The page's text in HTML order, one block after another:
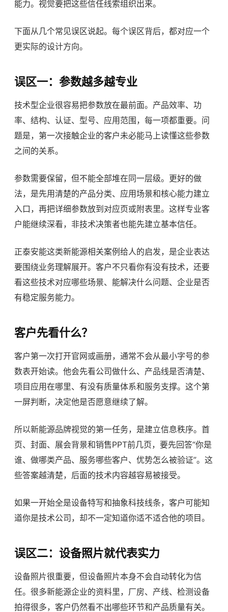
能力。视觉要把这些信任线索组织出来。
下面从几个常见误区说起。每个误区背后，都对应一个
更实际的设计方向。
误区一：参数越多越专业
技术型企业很容易把参数放在最前面。产品效率、功
率、结构、认证、型号、应用范围，每一项都重要。问
题是，第一次接触企业的客户未必能马上读懂这些参数
之间的关系。
参数需要保留，但不能全部堆在同一层级。更好的做
法，是先用清楚的产品分类、应用场景和核心能力建立
入口，再把详细参数放到对应页或附表里。这样专业客
户能继续深看，非技术决策者也能先建立基本信任。
正泰安能这类新能源相关案例给人的启发，是企业表达
要围绕业务理解展开。客户不只看你有没有技术，还要
看这些技术对应哪些场景、能解决什么问题、企业是否
有稳定服务能力。
客户先看什么？
客户第一次打开官网或画册，通常不会从最小字号的参
数表开始读。他会先看公司做什么、产品线是否清楚、
项目应用在哪里、有没有质量体系和服务支撑。这个第
一屏判断，决定他是否愿意继续了解。
所以新能源品牌视觉的第一任务，是建立信息秩序。首
页、封面、展会背景和销售PPT前几页，要先回答“你是
谁、做哪类产品、服务哪些客户、优势怎么被验证”。这
些答案越清楚，后面的技术内容越容易被接受。
如果一开始全是设备特写和抽象科技线条，客户可能知
道你是技术公司，却不一定知道你适不适合他的项目。
误区二：设备照片就代表实力
设备照片很重要，但设备照片本身不会自动转化为信
任。很多新能源企业的资料里，厂房、产线、检测设备
拍得很多，客户仍然看不出哪些环节和产品质量有关。